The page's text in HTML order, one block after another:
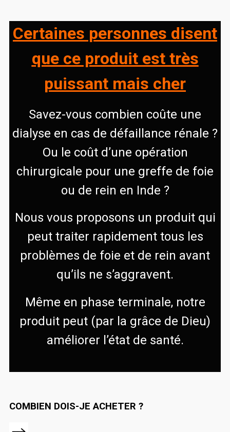
Certaines personnes disent
que ce produit est très
puissant mais cher
Savez-vous combien coûte une
dialyse en cas de défaillance rénale ?
Ou le coût d’une opération
chirurgicale pour une greffe de foie
ou de rein en Inde ?
Nous vous proposons un produit qui
peut traiter rapidement tous les
problèmes de foie et de rein avant
qu’ils ne s’aggravent.
Même en phase terminale, notre
produit peut (par la grâce de Dieu)
améliorer l’état de santé.
COMBIEN DOIS-JE ACHETER ?